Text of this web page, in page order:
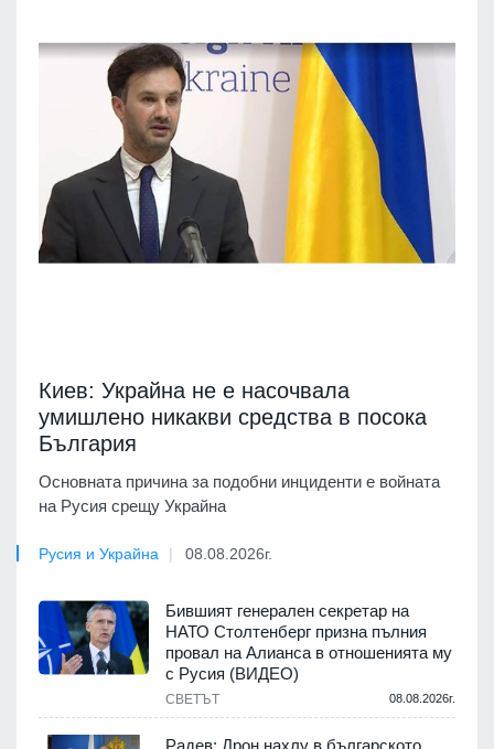
Киев: Украйна не е насочвала
умишлено никакви средства в посока
България
Основната причина за подобни инциденти е войната
на Русия срещу Украйна
Русия и Украйна 08.08.2026г.
Бившият генерален секретар на
НАТО Столтенберг призна пълния
провал на Алианса в отношенията му
с Русия (ВИДЕО)
СВЕТЪТ 08.08.2026г.
Радев: Дрон нахлу в българското